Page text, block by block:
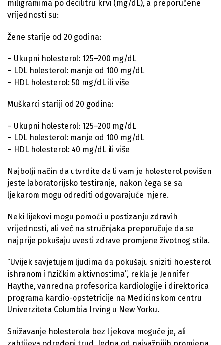
miligramima po decilitru krvi (mg/dL), a preporučene
vrijednosti su:
Žene starije od 20 godina:
– Ukupni holesterol: 125–200 mg/dL
– LDL holesterol: manje od 100 mg/dL
– HDL holesterol: 50 mg/dL ili više
Muškarci stariji od 20 godina:
– Ukupni holesterol: 125–200 mg/dL
– LDL holesterol: manje od 100 mg/dL
– HDL holesterol: 40 mg/dL ili više
Najbolji način da utvrdite da li vam je holesterol povišen
jeste laboratorijsko testiranje, nakon čega se sa
ljekarom mogu odrediti odgovarajuće mjere.
Neki lijekovi mogu pomoći u postizanju zdravih
vrijednosti, ali većina stručnjaka preporučuje da se
najprije pokušaju uvesti zdrave promjene životnog stila.
“Uvijek savjetujem ljudima da pokušaju sniziti holesterol
ishranom i fizičkim aktivnostima”, rekla je Jennifer
Haythe, vanredna profesorica kardiologije i direktorica
programa kardio-opstetricije na Medicinskom centru
Univerziteta Columbia Irving u New Yorku.
Snižavanje holesterola bez lijekova moguće je, ali